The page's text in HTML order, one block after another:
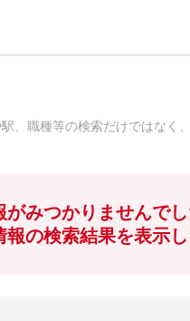
、職種等の検索だけではなく
みつかりませんでし
の検索結果を表示し